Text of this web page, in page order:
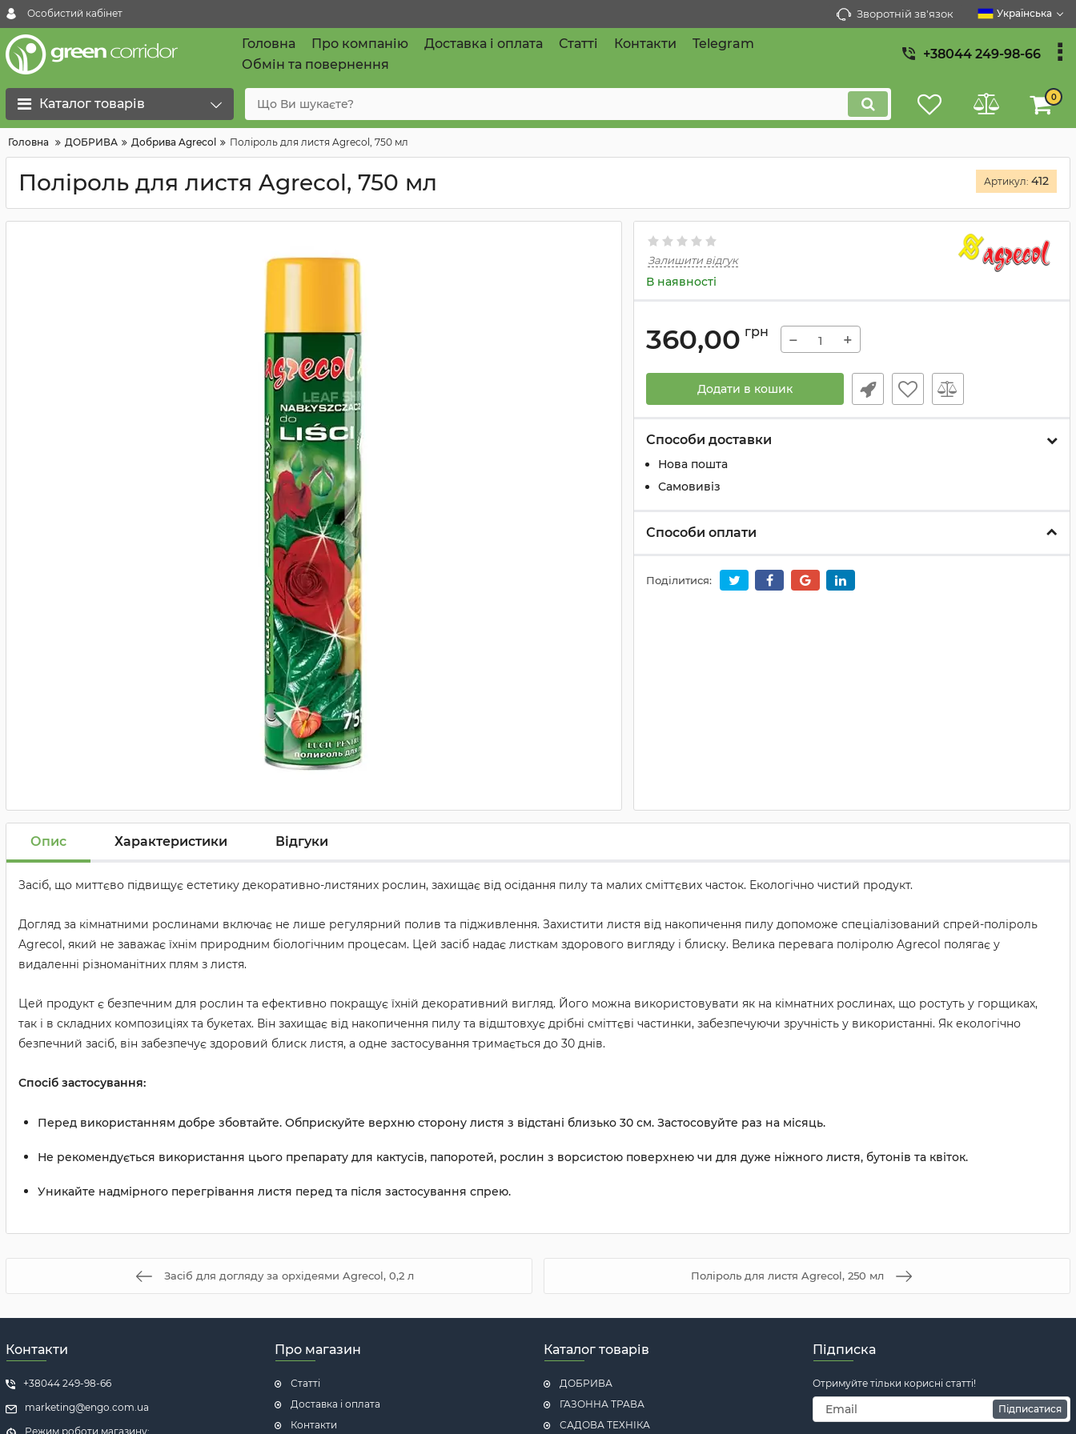
Особистий кабінет Зворотній зв'язок Українська
Головна Про компанію Доставка і оплата Статті Контакти
Telegram
Обмін та повернення
+38044 249-98-66
Каталог товарів 0
Головна ДОБРИВА Добрива Agrecol Поліроль для листя Agrecol, 750 мл
Поліроль для листя Agrecol, 750 мл Артикул: 412
Залишити відгук
В наявності
360,00 грн − +
Додати в кошик
Способи доставки
Нова пошта
Самовивіз
Способи оплати
Поділитися:
Опис Характеристики Відгуки
Засіб, що миттєво підвищує естетику декоративно-листяних рослин, захищає від осідання пилу та малих сміттєвих часток. Екологічно чистий продукт.
Догляд за кімнатними рослинами включає не лише регулярний полив та підживлення. Захистити листя від накопичення пилу допоможе спеціалізований спрей-поліроль
Agrecol, який не заважає їхнім природним біологічним процесам. Цей засіб надає листкам здорового вигляду і блиску. Велика перевага поліролю Agrecol полягає у
видаленні різноманітних плям з листя.
Цей продукт є безпечним для рослин та ефективно покращує їхній декоративний вигляд. Його можна використовувати як на кімнатних рослинах, що ростуть у горщиках,
так і в складних композиціях та букетах. Він захищає від накопичення пилу та відштовхує дрібні сміттєві частинки, забезпечуючи зручність у використанні. Як екологічно
безпечний засіб, він забезпечує здоровий блиск листя, а одне застосування тримається до 30 днів.
Спосіб застосування:
Перед використанням добре збовтайте. Обприскуйте верхню сторону листя з відстані близько 30 см. Застосовуйте раз на місяць.
Не рекомендується використання цього препарату для кактусів, папоротей, рослин з ворсистою поверхнею чи для дуже ніжного листя, бутонів та квіток.
Уникайте надмірного перегрівання листя перед та після застосування спрею.
Засіб для догляду за орхідеями Agrecol, 0,2 л Поліроль для листя Agrecol, 250 мл
Контакти
+38044 249-98-66
marketing@engo.com.ua
Режим роботи магазину:
Про магазин
Статті
Доставка і оплата
Контакти
Каталог товарів
ДОБРИВА
ГАЗОННА ТРАВА
САДОВА ТЕХНІКА
Підписка
Отримуйте тільки корисні статті!
Підписатися